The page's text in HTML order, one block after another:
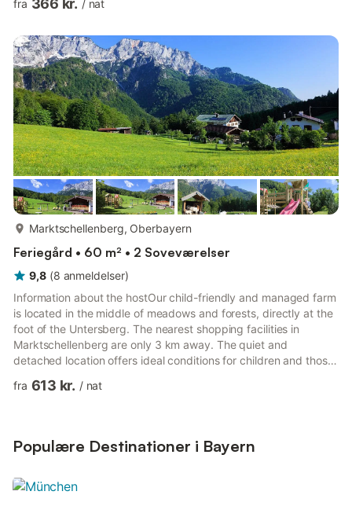
Chiemgau Alps, which are only a stone's throw away. In
boating at Lake Waginger or sunbathing in the quiet garden. For
children, a swing and a variety of children's vehicles are
available a...
fra 366 kr. / nat
Marktschellenberg, Oberbayern
Feriegård • 60 m² • 2 Soveværelser
9,8 (8 anmeldelser)
Information about the hostOur child-friendly and managed farm
is located in the middle of meadows and forests, directly at the
foot of the Untersberg. The nearest shopping facilities in
Marktschellenberg are only 3 km away. The quiet and
detached location offers ideal conditions for children and those
vacations.Life on the farm and the togetherness with many
discover something new on the farm every day. For a c...
fra 613 kr. / nat
Populære Destinationer i Bayern